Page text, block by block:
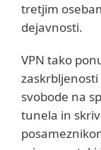
tretjim
dejavnosti.
VPN tako
svobode na
tunela in